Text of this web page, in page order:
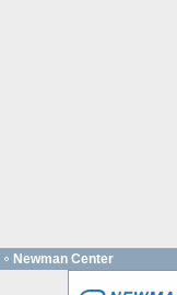
Newman Center